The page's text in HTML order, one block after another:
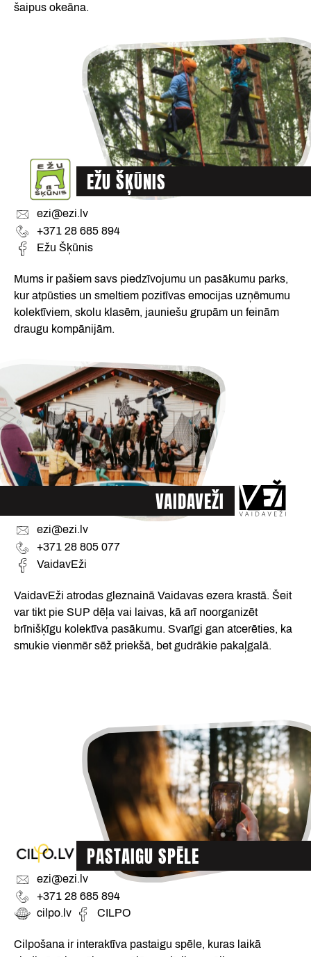
šaipus okeāna.
EŽU ŠĶŪNIS
ezi@ezi.lv
+371 28 685 894
Ežu Šķūnis
Mums ir pašiem savs piedzīvojumu un pasākumu parks,
kur atpūsties un smeltiem pozitīvas emocijas uzņēmumu
kolektīviem, skolu klasēm, jauniešu grupām un feinām
draugu kompānijām.
VAIDAVEŽI
ezi@ezi.lv
+371 28 805 077
VaidavEži
VaidavEži atrodas gleznainā Vaidavas ezera krastā. Šeit
var tikt pie SUP dēļa vai laivas, kā arī noorganizēt
brīnišķīgu kolektīva pasākumu. Svarīgi gan atcerēties, ka
smukie vienmēr sēž priekšā, bet gudrākie pakaļgalā.
PASTAIGU SPĒLE
ezi@ezi.lv
+371 28 685 894
cilpo.lv
CILPO
Cilpošana ir interaktīva pastaigu spēle, kuras laikā